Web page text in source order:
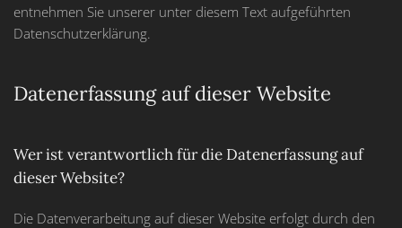
entnehmen Sie unserer unter diesem Text aufgeführten
Datenschutzerklärung.
Datenerfassung auf dieser Website
Wer ist verantwortlich für die Datenerfassung auf
dieser Website?
Die Datenverarbeitung auf dieser Website erfolgt durch den